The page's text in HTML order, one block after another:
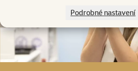
Podrobné nastavení